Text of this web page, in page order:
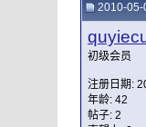
2010-05-
初级会员
注册日期:
年龄: 42
帖子: 2